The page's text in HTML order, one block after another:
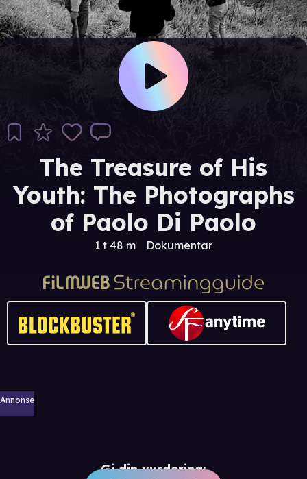
The Treasure of His
Youth: The Photographs
of Paolo Di Paolo
1 t 48 m Dokumentar
Annonse
Gi din vurdering: